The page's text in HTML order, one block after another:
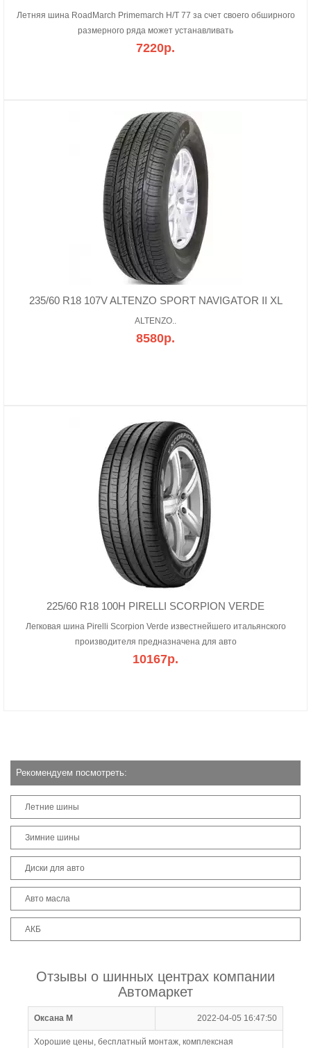
Летняя шина RoadMarch Primemarch H/T 77 за счет своего обширного
размерного ряда может устанавливать
7220р.
235/60 R18 107V ALTENZO SPORT NAVIGATOR II XL
ALTENZO..
8580р.
225/60 R18 100H PIRELLI SCORPION VERDE
Легковая шина Pirelli Scorpion Verde известнейшего итальянского
производителя предназначена для авто
10167р.
Рекомендуем посмотреть:
Летние шины
Зимние шины
Диски для авто
Авто масла
АКБ
Отзывы о шинных центрах компании
Автомаркет
Оксана М 2022-04-05 16:47:50
Хорошие цены, бесплатный монтаж, комплексная